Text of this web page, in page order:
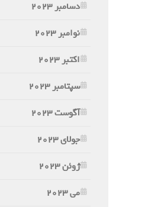
دسامبر 2023
نوامبر 2023
اکتبر 2023
سپتامبر 2023
آگوست 2023
جولای 2023
ژوئن 2023
می 2023